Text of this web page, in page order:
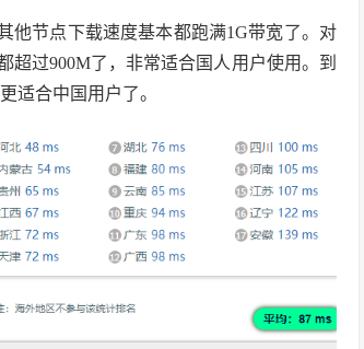
他节点下载速度基本都跑满1G带宽了。对
超过900M了，非常适合国人用户使用。到
适合中国用户了。